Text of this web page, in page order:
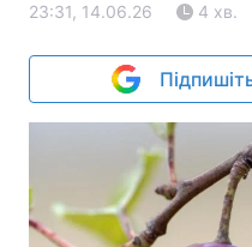
23:31, 14.06.26 4 хв.